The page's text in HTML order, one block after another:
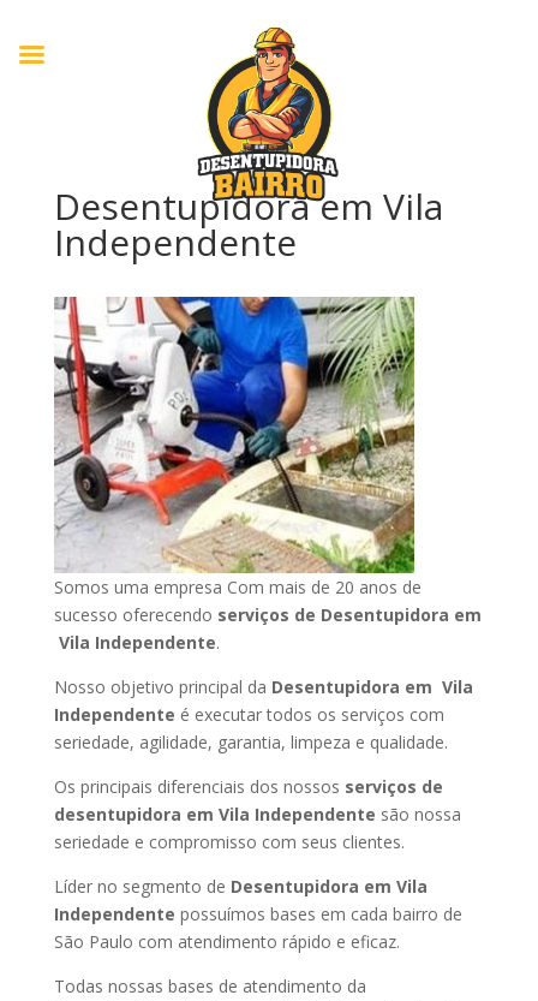
Desentupidora em Vila
Independente
Somos uma empresa Com mais de 20 anos de
sucesso oferecendo serviços de Desentupidora em
Vila Independente.
Nosso objetivo principal da Desentupidora em Vila
Independente é executar todos os serviços com
seriedade, agilidade, garantia, limpeza e qualidade.
Os principais diferenciais dos nossos serviços de
desentupidora em Vila Independente são nossa
seriedade e compromisso com seus clientes.
Líder no segmento de Desentupidora em Vila
Independente possuímos bases em cada bairro de
São Paulo com atendimento rápido e eficaz.
Todas nossas bases de atendimento da